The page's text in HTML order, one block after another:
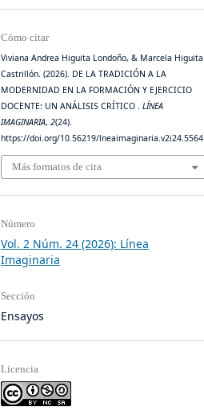
Cómo citar
Viviana Andrea Higuita Londoño, & Marcela Higuita
Castrillón. (2026). DE LA TRADICIÓN A LA
MODERNIDAD EN LA FORMACIÓN Y EJERCICIO
DOCENTE: UN ANÁLISIS CRÍTICO .LÍNEA
IMAGINARIA,2(24).
https://doi.org/10.56219/lneaimaginaria.v2i24.5564
Más formatos de cita
Número
Vol. 2 Núm. 24 (2026): Línea
Imaginaria
Sección
Ensayos
Licencia